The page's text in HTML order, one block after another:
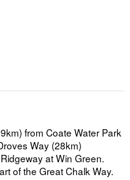
from Coate Water Park
Way (28km)
at Win Green.
of the Great Chalk Way.